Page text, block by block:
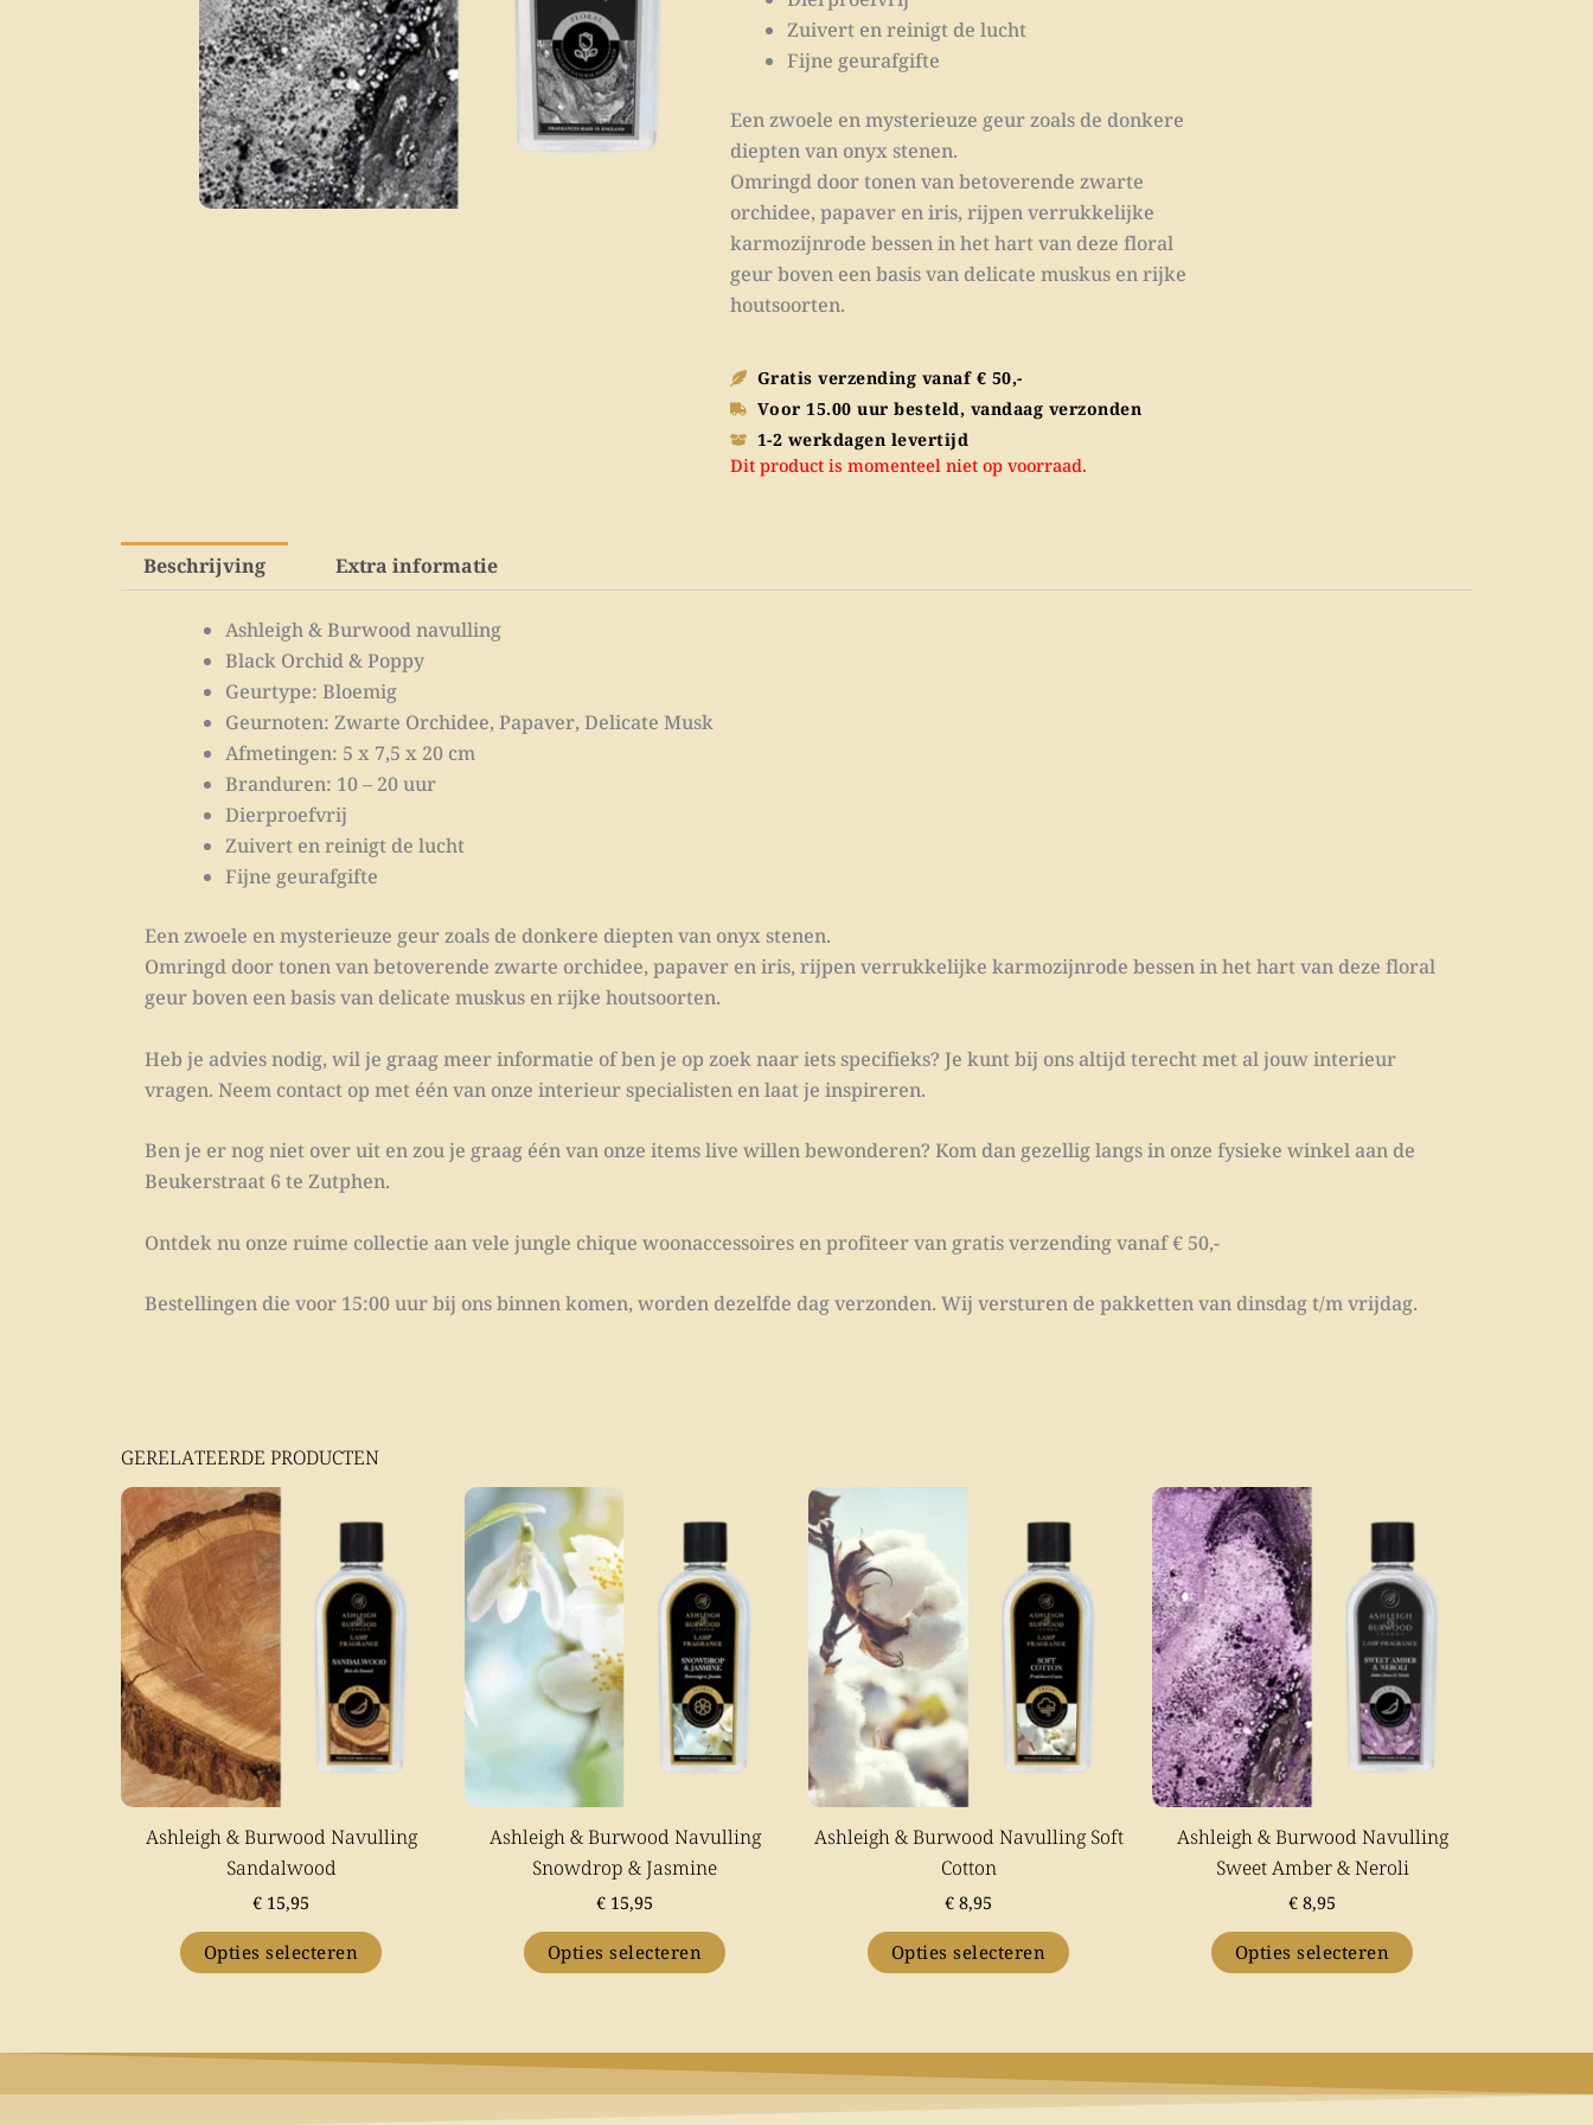
Zuivert en reinigt de lucht
Fijne geurafgifte
Een zwoele en mysterieuze geur zoals de donkere
diepten van onyx stenen.
Omringd door tonen van betoverende zwarte
orchidee, papaver en iris, rijpen verrukkelijke
karmozijnrode bessen in het hart van deze floral
geur boven een basis van delicate muskus en rijke
houtsoorten.
Gratis verzending vanaf € 50,-
Voor 15.00 uur besteld, vandaag verzonden
1-2 werkdagen levertijd
Dit product is momenteel niet op voorraad.
Beschrijving Extra informatie
Ashleigh & Burwood navulling
Black Orchid & Poppy
Geurtype: Bloemig
Geurnoten: Zwarte Orchidee, Papaver, Delicate Musk
Afmetingen: 5 x 7,5 x 20 cm
Branduren: 10 – 20 uur
Dierproefvrij
Zuivert en reinigt de lucht
Fijne geurafgifte
Een zwoele en mysterieuze geur zoals de donkere diepten van onyx stenen.
Omringd door tonen van betoverende zwarte orchidee, papaver en iris, rijpen verrukkelijke karmozijnrode bessen in het hart van deze floral
geur boven een basis van delicate muskus en rijke houtsoorten.
Heb je advies nodig, wil je graag meer informatie of ben je op zoek naar iets specifieks? Je kunt bij ons altijd terecht met al jouw interieur
vragen. Neem contact op met één van onze interieur specialisten en laat je inspireren.
Ben je er nog niet over uit en zou je graag één van onze items live willen bewonderen? Kom dan gezellig langs in onze fysieke winkel aan de
Beukerstraat 6 te Zutphen.
Ontdek nu onze ruime collectie aan vele jungle chique woonaccessoires en profiteer van gratis verzending vanaf € 50,-
Bestellingen die voor 15:00 uur bij ons binnen komen, worden dezelfde dag verzonden. Wij versturen de pakketten van dinsdag t/m vrijdag.
GERELATEERDE PRODUCTEN
Ashleigh & Burwood Navulling
Sandalwood
€ 15,95
Opties selecteren
Dit
product
meerdere
variaties.
optie
kan
gekozen
worden
op
de
productpagina
Ashleigh & Burwood Navulling
Snowdrop & Jasmine
€ 15,95
Opties selecteren
product
heeft
meerdere
variaties.
Deze
gekozen
worden
de
productpagina
Ashleigh & Burwood Navulling Soft
Cotton
€ 8,95
Opties selecteren
product
meerdere
variaties.
Deze
gekozen
worden
op
de
productpagina
Ashleigh & Burwood Navulling
Sweet Amber & Neroli
€ 8,95
Opties selecteren
Dit
product
heeft
meerdere
variaties.
optie
kan
gekozen
worden
op
de
productpagina